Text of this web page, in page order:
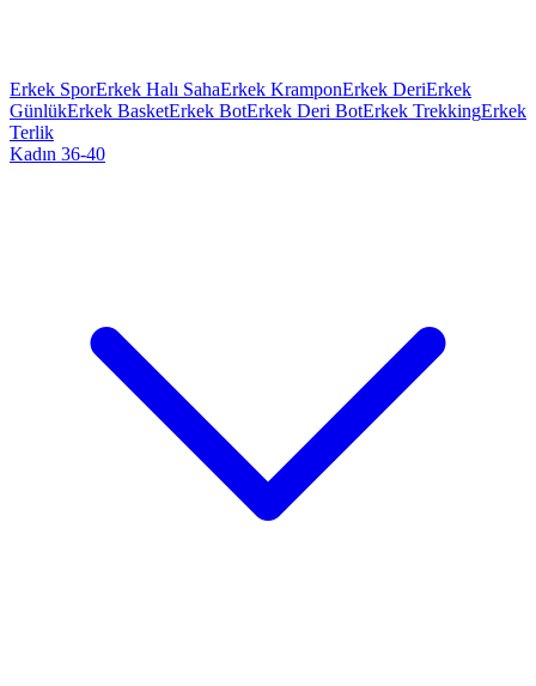
Erkek SporErkek Halı SahaErkek KramponErkek DeriErkek
GünlükErkek BasketErkek BotErkek Deri BotErkek TrekkingErkek
Terlik
Kadın 36-40